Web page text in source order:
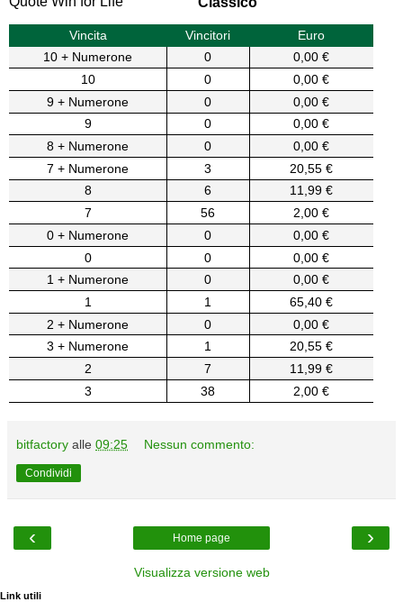
Vincita Vincitori
Euro
10 + Numerone
0
0,00 €
10
0
0,00 €
9 + Numerone
0
0,00 €
9
0
0,00 €
8 + Numerone
0
0,00 €
7 + Numerone
3
20,55 €
8
6
11,99 €
7
56
2,00 €
0 + Numerone
0
0,00 €
0
0
0,00 €
1 + Numerone
0
0,00 €
1
1
65,40 €
2 + Numerone
0
0,00 €
3 + Numerone
1
20,55 €
2
7
11,99 €
3
38 2,00 €
bitfactory alle 09:25 Nessun commento:
Condividi
‹ ›
Home page
Visualizza versione web
Link utili